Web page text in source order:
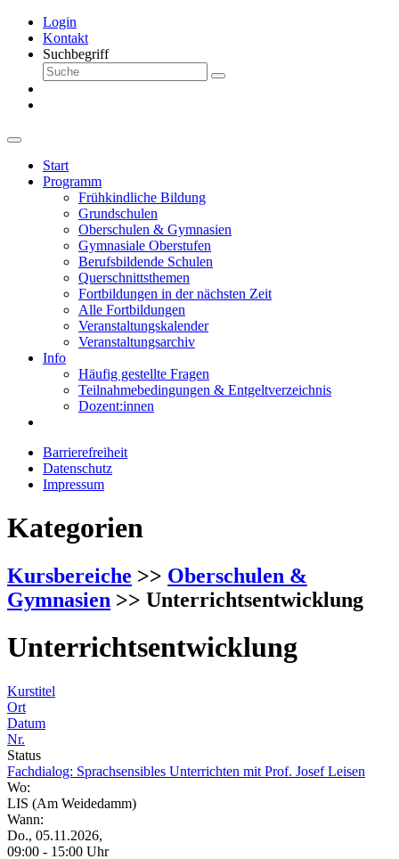
Login
Kontakt
Suchbegriff
Start
Programm
Frühkindliche Bildung
Grundschulen
Oberschulen & Gymnasien
Gymnasiale Oberstufen
Berufsbildende Schulen
Querschnittsthemen
Fortbildungen in der nächsten Zeit
Alle Fortbildungen
Veranstaltungskalender
Veranstaltungsarchiv
Info
Häufig gestellte Fragen
Teilnahmebedingungen & Entgeltverzeichnis
Dozent:innen
Barrierefreiheit
Datenschutz
Impressum
Kategorien
Kursbereiche >> Oberschulen &
Gymnasien >> Unterrichtsentwicklung
Unterrichtsentwicklung
Kurstitel
Ort
Datum
Nr.
Status
Fachdialog: Sprachsensibles Unterrichten mit Prof. Josef Leisen
Wo:
LIS (Am Weidedamm)
Wann:
Do., 05.11.2026,
09:00 - 15:00 Uhr